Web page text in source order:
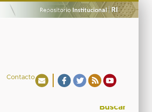
Contacto
Buscar